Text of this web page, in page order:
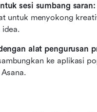
sesi sumbang saran:
untuk menyokong
idea.
alat pengurusan
ke aplikasi